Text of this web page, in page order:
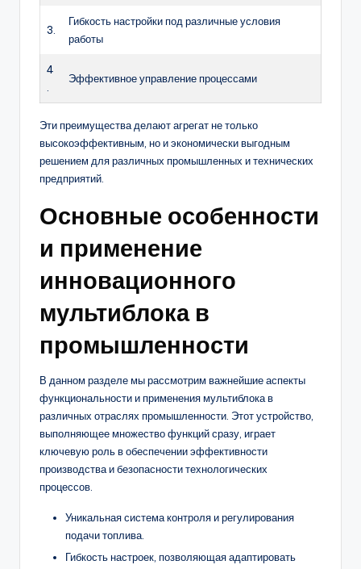
3.
Гибкость настройки под различные условия
работы
4
Эффективное управление процессами
Эти преимущества делают агрегат не только
высокоэффективным, но и экономически выгодным
решением для различных промышленных и технических
предприятий.
Основные особенности
и применение
инновационного
мультиблока в
промышленности
В данном разделе мы рассмотрим важнейшие аспекты
функциональности и применения мультиблока в
различных отраслях промышленности. Этот устройство,
выполняющее множество функций сразу, играет
ключевую роль в обеспечении эффективности
производства и безопасности технологических
процессов.
Уникальная система контроля и регулирования
подачи топлива.
Гибкость настроек, позволяющая адаптировать